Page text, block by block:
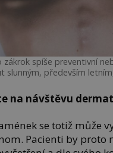
zákrok spíše preventivní
slunným, především
na návštěvu
se totiž může
Pacienti by proto